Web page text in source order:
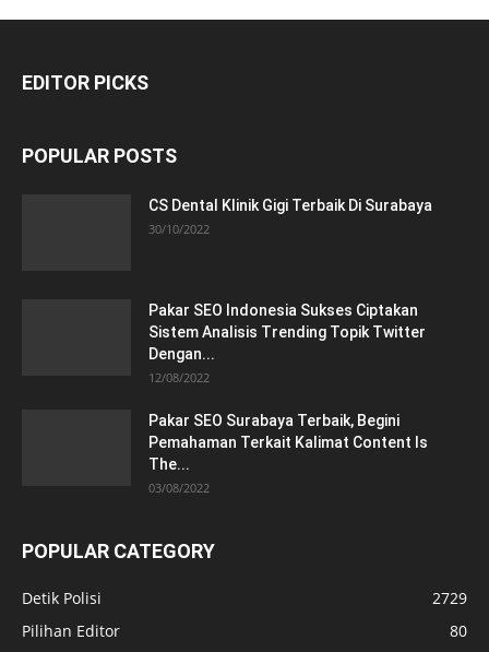
EDITOR PICKS
POPULAR POSTS
CS Dental Klinik Gigi Terbaik Di Surabaya
30/10/2022
Pakar SEO Indonesia Sukses Ciptakan
Sistem Analisis Trending Topik Twitter
Dengan...
12/08/2022
Pakar SEO Surabaya Terbaik, Begini
Pemahaman Terkait Kalimat Content Is
The...
03/08/2022
POPULAR CATEGORY
Detik Polisi
2729
Pilihan Editor
80